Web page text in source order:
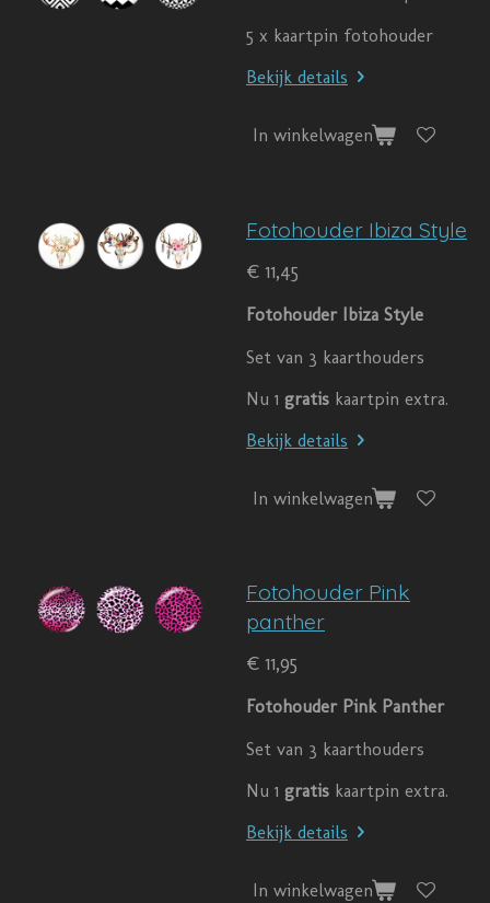
5 x kaartpin fotohouder
Bekijk details
In winkelwagen
Fotohouder Ibiza Style
€ 11,45
Fotohouder Ibiza Style
Set van 3 kaarthouders
Nu 1 gratis kaartpin extra.
Bekijk details
In winkelwagen
Fotohouder Pink
panther
€ 11,95
Fotohouder Pink Panther
Set van 3 kaarthouders
Nu 1 gratis kaartpin extra.
Bekijk details
In winkelwagen